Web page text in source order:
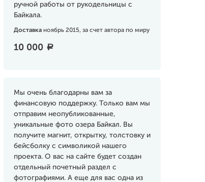
ручной работы от рукодельницы с
Байкала.
Доставка ноябрь 2015, за счет автора по миру
10 000 a
Мы очень благодарны вам за
финансовую поддержку. Только вам мы
отправим неопубликованные,
уникальные фото озера Байкал. Вы
получите магнит, открытку, толстовку и
бейсболку с символикой нашего
проекта. О вас на сайте будет создан
отдельный почетный раздел с
фотографиями. А еще для вас одна из